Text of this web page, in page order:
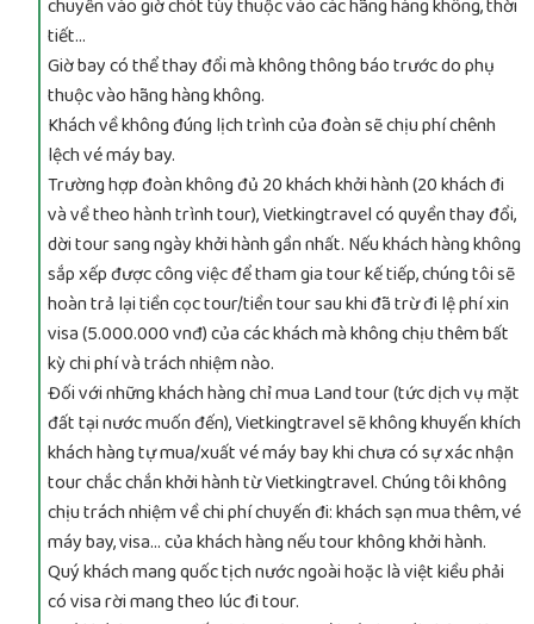
chuyển vào giờ chót tùy thuộc vào các hãng hàng không, thời
tiết…
Giờ bay có thể thay đổi mà không thông báo trước do phụ
thuộc vào hãng hàng không.
Khách về không đúng lịch trình của đoàn sẽ chịu phí chênh
lệch vé máy bay.
Trường hợp đoàn không đủ 20 khách khởi hành (20 khách đi
và về theo hành trình tour), Vietkingtravel có quyền thay đổi,
dời tour sang ngày khởi hành gần nhất. Nếu khách hàng không
sắp xếp được công việc để tham gia tour kế tiếp, chúng tôi sẽ
hoàn trả lại tiền cọc tour/tiền tour sau khi đã trừ đi lệ phí xin
visa (5.000.000 vnđ) của các khách mà không chịu thêm bất
kỳ chi phí và trách nhiệm nào.
Đối với những khách hàng chỉ mua Land tour (tức dịch vụ mặt
đất tại nước muốn đến), Vietkingtravel sẽ không khuyến khích
khách hàng tự mua/xuất vé máy bay khi chưa có sự xác nhận
tour chắc chắn khởi hành từ Vietkingtravel. Chúng tôi không
chịu trách nhiệm về chi phí chuyến đi: khách sạn mua thêm, vé
máy bay, visa… của khách hàng nếu tour không khởi hành.
Quý khách mang quốc tịch nước ngoài hoặc là việt kiều phải
có visa rời mang theo lúc đi tour.